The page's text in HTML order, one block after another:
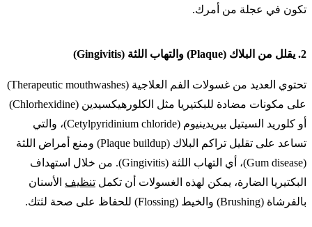
تكون في عجلة من أمرك.
2. يقلل من البلاك (Plaque) والتهاب اللثة (Gingivitis)
تحتوي العديد من غسولات الفم العلاجية (Therapeutic mouthwashes)
على مكونات مضادة للبكتيريا مثل الكلورهيكسيدين (Chlorhexidine)
أو كلوريد السيتيل بيريدينيوم (Cetylpyridinium chloride)، والتي
تساعد على تقليل تراكم البلاك (Plaque buildup) ومنع أمراض اللثة
(Gum disease)، أي التهاب اللثة (Gingivitis). من خلال استهداف
البكتيريا الضارة، يمكن لهذه الغسولات أن تكمل تنظيف الأسنان
بالفرشاة (Brushing) والخيط (Flossing) للحفاظ على صحة لثتك.